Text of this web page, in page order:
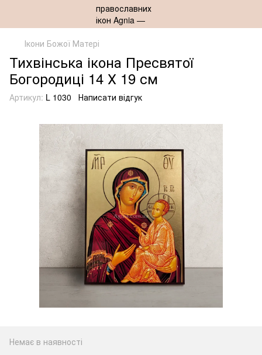
Ікони Божої Матері
Тихвінська ікона Пресвятої
Богородиці 14 Х 19 см
Артикул: L 1030 Написати відгук
Немає в наявності